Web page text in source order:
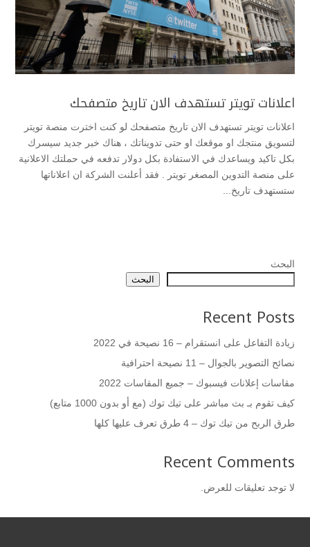
اعلانات تويتر تستهدف الان تاريخ متصفحك
اعلانات تويتر تستهدف الان تاريخ متصفحك لو كنت اخترت منصة تويتر
لتسويق منتجك او موقعك او حتى تدويناتك ، هناك خبر جديد سيسرك
بكل تاكيد ويساعدك في الاستفادة بكل دولار تدفعه في حملتك الاعلانية
على منصة التدوين المصغر تويتر . فقد أعلنت الشركة ان اعلاناتها
ستستهدف تاريخ...
البحث
البحث
Recent Posts
زيادة التفاعل على انستقرام – 16 نصيحة في 2022
نصائح التصوير بالجوال – 11 نصيحة احترافية
مقاسات إعلانات فيسبوك – جميع المقاسات 2022
كيف تقوم بـ بث مباشر على تيك توك (مع أو بدون 1000 متابع)
طرق الربح من تيك توك – 4 طرق تعرف عليها كلها
Recent Comments
لا توجد تعليقات للعرض.